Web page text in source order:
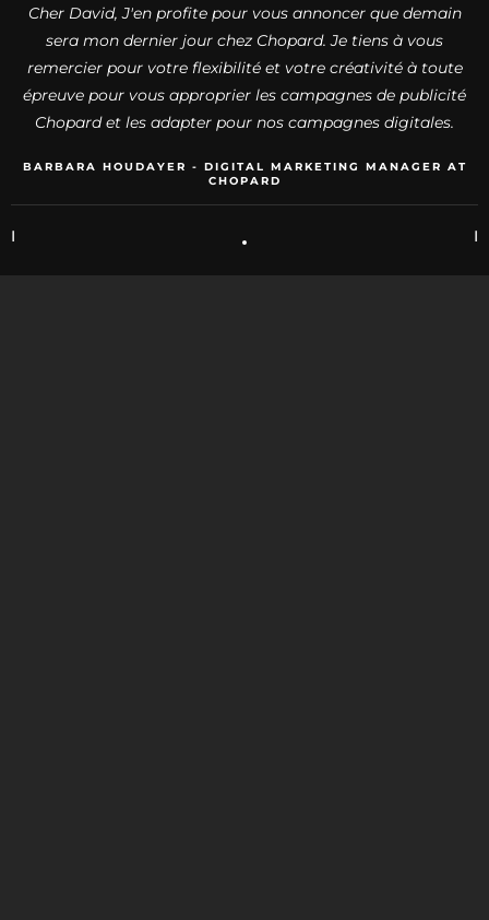
Cher David, J'en profite pour vous annoncer que demain
sera mon dernier jour chez Chopard. Je tiens à vous
remercier pour votre flexibilité et votre créativité à toute
épreuve pour vous approprier les campagnes de publicité
Chopard et les adapter pour nos campagnes digitales.
BARBARA HOUDAYER - DIGITAL MARKETING MANAGER AT
CHOPARD
I I